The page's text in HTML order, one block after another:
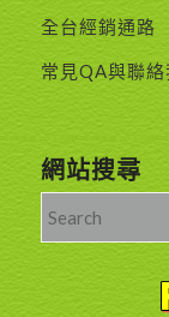
全台經銷通路
常見QA與聯絡
網站搜尋